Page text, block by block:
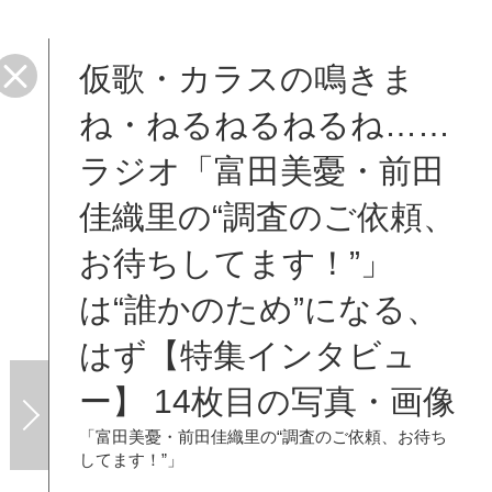
仮歌・カラスの鳴きま
ね・ねるねるねるね……
ラジオ「富田美憂・前田
佳織里の“調査のご依頼、
お待ちしてます！”」
は“誰かのため”になる、
はず【特集インタビュ
ー】 14枚目の写真・画像
「富田美憂・前田佳織里の“調査のご依頼、お待ち
してます！”」